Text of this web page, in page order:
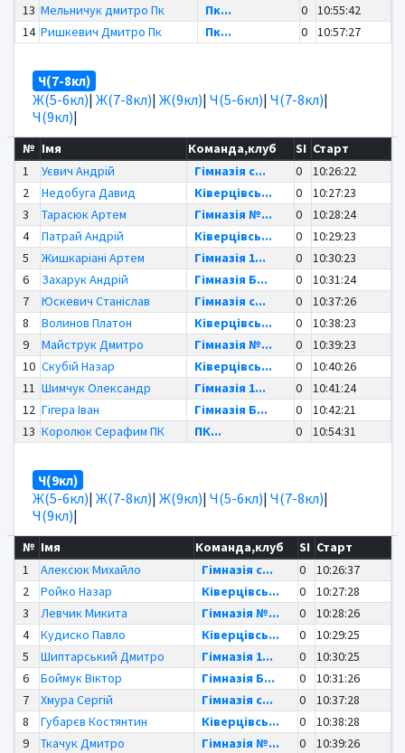
13 Мельничук дмитро Пк Пк... 0
10:55:42
14 Ришкевич Дмитро Пк Пк... 0 10:57:27
Ч(7-8кл)
Ж(5-6кл)| Ж(7-8кл)| Ж(9кл)| Ч(5-6кл)| Ч(7-8кл)|
Ч(9кл)|
№ Імя Команда,клуб SI Старт
1
Уєвич Андрій Гімназія с... 0
10:26:22
2
Недобуга Давид Ківерцівсь... 0
10:27:23
3
Тарасюк Артем Гімназія №... 0
10:28:24
4
Патрай Андрій Ківерцівсь... 0
10:29:23
5
Жишкаріані Артем Гімназія 1... 0
10:30:23
6
Захарук Андрій Гімназія Б... 0
10:31:24
7
Юскевич Станіслав Гімназія с... 0
10:37:26
8
Волинов Платон Ківерцівсь... 0
10:38:23
9
Майструк Дмитро Гімназія №... 0
10:39:23
10 Скубій Назар Ківерцівсь... 0
10:40:26
11 Шимчук Олександр Гімназія 1... 0
10:41:24
12 Гігера Іван Гімназія Б... 0
10:42:21
13 Королюк Серафим ПК ПК... 0 10:54:31
Ч(9кл)
Ж(5-6кл)| Ж(7-8кл)| Ж(9кл)| Ч(5-6кл)| Ч(7-8кл)|
Ч(9кл)|
№ Імя Команда,клуб SI Старт
1
Алексюк Михайло Гімназія с... 0
10:26:37
2
Ройко Назар Ківерцівсь... 0
10:27:28
3
Левчик Микита Гімназія №... 0
10:28:26
4
Кудиско Павло Ківерцівсь... 0
10:29:25
5
Шиптарський Дмитро Гімназія 1... 0
10:30:25
6
Боймук Віктор Гімназія Б... 0
10:31:26
7
Хмура Сергій Гімназія с... 0
10:37:28
8
Губарєв Костянтин Ківерцівсь... 0
10:38:28
9
Ткачук Дмитро Гімназія №... 0
10:39:26